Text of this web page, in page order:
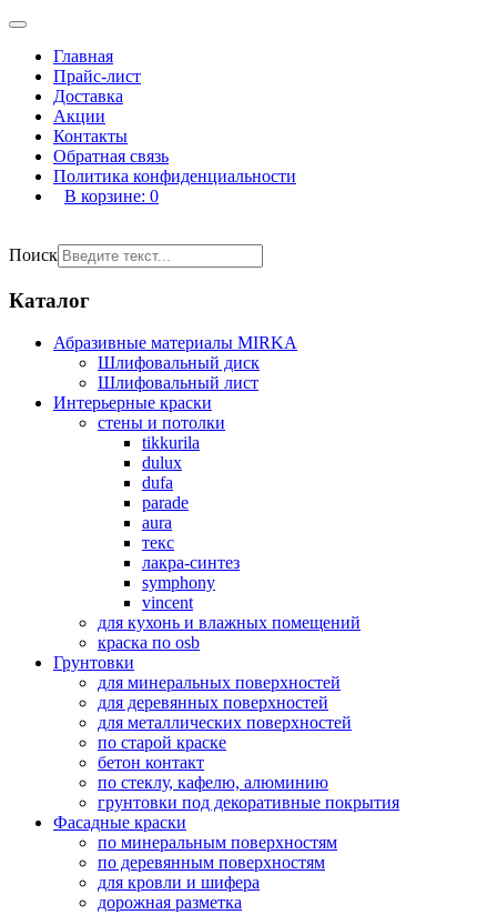
Главная
Прайс-лист
Доставка
Акции
Контакты
Обратная связь
Политика конфиденциальности
В корзине: 0
Поиск
Каталог
Абразивные материалы MIRKA
Шлифовальный диск
Шлифовальный лист
Интерьерные краски
стены и потолки
tikkurila
dulux
dufa
parade
aura
текс
лакра-синтез
symphony
vincent
для кухонь и влажных помещений
краска по osb
Грунтовки
для минеральных поверхностей
для деревянных поверхностей
для металлических поверхностей
по старой краске
бетон контакт
по стеклу, кафелю, алюминию
грунтовки под декоративные покрытия
Фасадные краски
по минеральным поверхностям
по деревянным поверхностям
для кровли и шифера
дорожная разметка